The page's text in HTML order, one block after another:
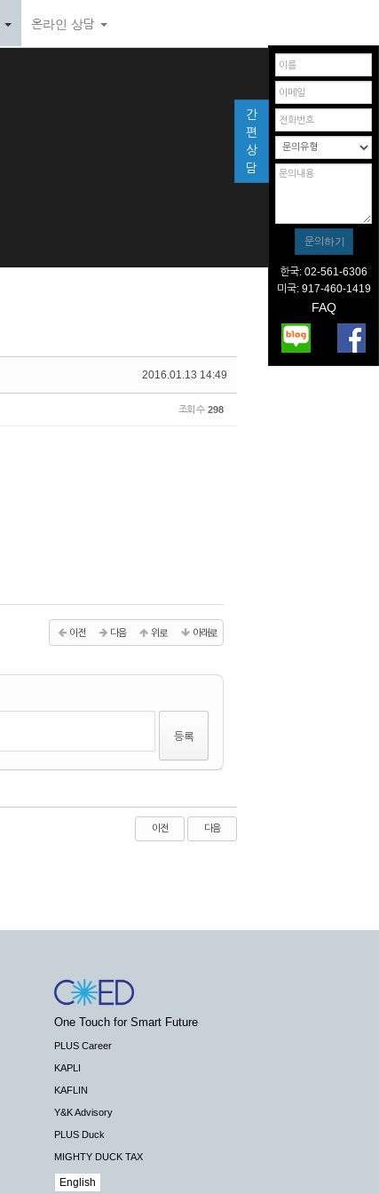
온라인 상담
2016.01.13 14:49
조회 수 298
이전 다음 위로 아래로
이전 다음
간
편
상
담
한국: 02-561-6306
미국: 917-460-1419
FAQ
One Touch for Smart Future
PLUS Career
KAPLI
KAFLIN
Y&K Advisory
PLUS Duck
MIGHTY DUCK TAX
English